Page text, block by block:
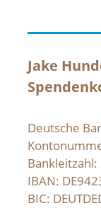
Jake
Deutsche
IBAN:
BIC: